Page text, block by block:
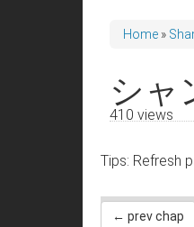
Home »
シャ
410 views
Tips: Refresh
← prev chap